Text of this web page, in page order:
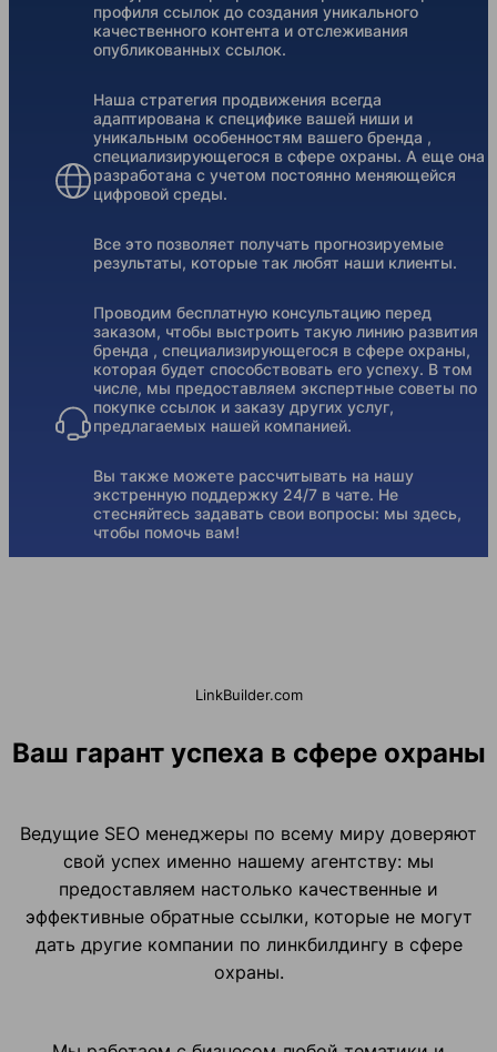
профиля ссылок до создания уникального
качественного контента и отслеживания
опубликованных ссылок.
Наша стратегия продвижения всегда
адаптирована к специфике вашей ниши и
уникальным особенностям вашего бренда ,
специализирующегося в сфере охраны. А еще она
разработана с учетом постоянно меняющейся
цифровой среды.
Все это позволяет получать прогнозируемые
результаты, которые так любят наши клиенты.
Проводим бесплатную консультацию перед
заказом, чтобы выстроить такую линию развития
бренда , специализирующегося в сфере охраны,
которая будет способствовать его успеху. В том
числе, мы предоставляем экспертные советы по
покупке ссылок и заказу других услуг,
предлагаемых нашей компанией.
Вы также можете рассчитывать на нашу
экстренную поддержку 24/7 в чате. Не
стесняйтесь задавать свои вопросы: мы здесь,
чтобы помочь вам!
LinkBuilder.com
Ваш гарант успеха в сфере охраны
Ведущие SEO менеджеры по всему миру доверяют
свой успех именно нашему агентству: мы
предоставляем настолько качественные и
эффективные обратные ссылки, которые не могут
дать другие компании по линкбилдингу в сфере
охраны.